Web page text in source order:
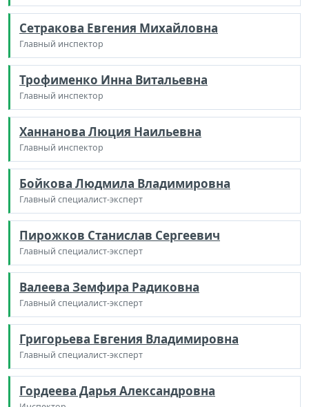
Сетракова Евгения Михайловна
Главный инспектор
Трофименко Инна Витальевна
Главный инспектор
Ханнанова Люция Наильевна
Главный инспектор
Бойкова Людмила Владимировна
Главный специалист-эксперт
Пирожков Станислав Сергеевич
Главный специалист-эксперт
Валеева Земфира Радиковна
Главный специалист-эксперт
Григорьева Евгения Владимировна
Главный специалист-эксперт
Гордеева Дарья Александровна